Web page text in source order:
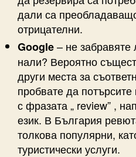
дали са
отрицателни.
Google– не
нали? Вероятно
други места за
пробвате да
с фразата „ review” ,
език. В България
толкова популярни,
туристически услуги.